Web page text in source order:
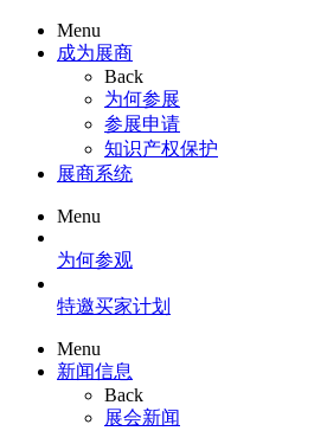
Menu
成为展商
Back
为何参展
参展申请
知识产权保护
展商系统
Menu
为何参观
特邀买家计划
Menu
新闻信息
Back
展会新闻